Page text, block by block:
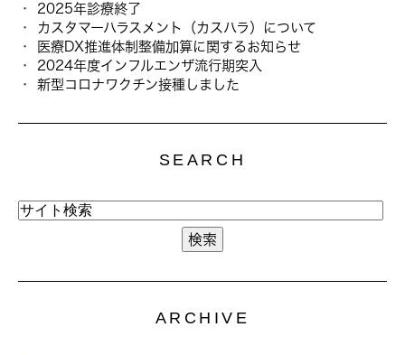
2025年診療終了
カスタマーハラスメント（カスハラ）について
医療DX推進体制整備加算に関するお知らせ
2024年度インフルエンザ流行期突入
新型コロナワクチン接種しました
SEARCH
ARCHIVE